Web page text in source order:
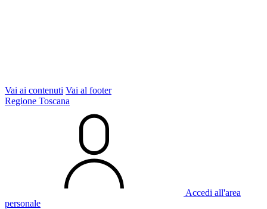
Vai ai contenuti Vai al footer
Regione Toscana
Accedi all'area
personale